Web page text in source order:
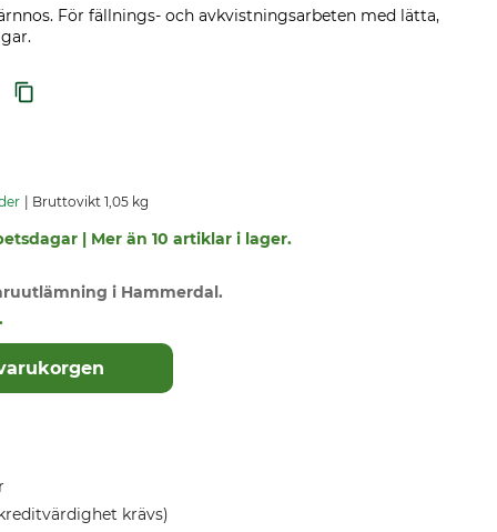
För fällnings- och avkvistningsarbeten med lätta,
Bruttovikt 1,05 kg
| Mer än 10 artiklar i lager.
i Hammerdal.
krävs)